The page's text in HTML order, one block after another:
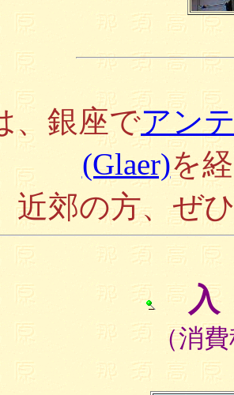
、銀座でアン
(Glaer)を
近郊の方、ぜ
（消